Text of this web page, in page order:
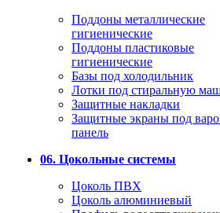
Поддоны металлические
гигиенические
Поддоны пластиковые
гигиенические
Базы под холодильник
Лотки под стиральную
Защитные накладки
Защитные экраны под
панель
06. Цокольные системы
Цоколь ПВХ
Цоколь алюминиевый